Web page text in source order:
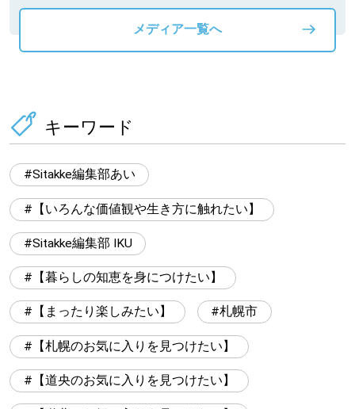
メディア一覧へ
キーワード
Sitakke編集部あい
【いろんな価値観や生き方に触れたい】
Sitakke編集部 IKU
【暮らしの知恵を身につけたい】
【まったり楽しみたい】 札幌市
【札幌のお気に入りを見つけたい】
【道央のお気に入りを見つけたい】